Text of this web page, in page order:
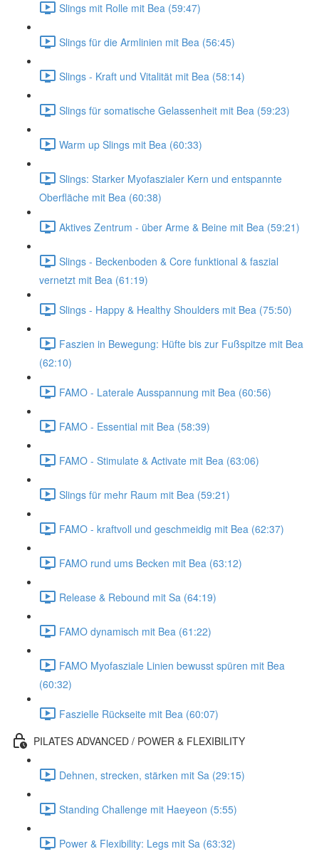
Slings mit Rolle mit Bea (59:47)
Slings für die Armlinien mit Bea (56:45)
Slings - Kraft und Vitalität mit Bea (58:14)
Slings für somatische Gelassenheit mit Bea (59:23)
Warm up Slings mit Bea (60:33)
Slings: Starker Myofaszialer Kern und entspannte
Oberfläche mit Bea (60:38)
Aktives Zentrum - über Arme & Beine mit Bea (59:21)
Slings - Beckenboden & Core funktional & faszial
vernetzt mit Bea (61:19)
Slings - Happy & Healthy Shoulders mit Bea (75:50)
Faszien in Bewegung: Hüfte bis zur Fußspitze mit Bea
(62:10)
FAMO - Laterale Ausspannung mit Bea (60:56)
FAMO - Essential mit Bea (58:39)
FAMO - Stimulate & Activate mit Bea (63:06)
Slings für mehr Raum mit Bea (59:21)
FAMO - kraftvoll und geschmeidig mit Bea (62:37)
FAMO rund ums Becken mit Bea (63:12)
Release & Rebound mit Sa (64:19)
FAMO dynamisch mit Bea (61:22)
FAMO Myofasziale Linien bewusst spüren mit Bea
(60:32)
Faszielle Rückseite mit Bea (60:07)
PILATES ADVANCED / POWER & FLEXIBILITY
Dehnen, strecken, stärken mit Sa (29:15)
Standing Challenge mit Haeyeon (5:55)
Power & Flexibility: Legs mit Sa (63:32)